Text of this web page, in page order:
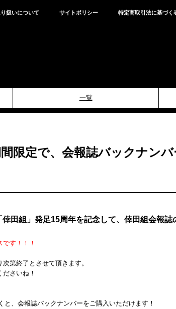
扱いについて サイトポリシー 特定商取引法に基づく
一覧
間限定で、会報誌バックナンバ
田組」発足15周年を記念して、倖田組会報
す！！！
第終了とさせて頂きます。
さいね！
、会報誌バックナンバーをご購入いただけます！